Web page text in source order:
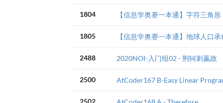
1804 【信息学奥赛一本通】字符三角形
1805 【信息学奥赛一本通】地球人口
2488 2020NOI-入门组02 - 荆轲刺嬴政
2500 AtCoder167 B-Easy Linear
2502